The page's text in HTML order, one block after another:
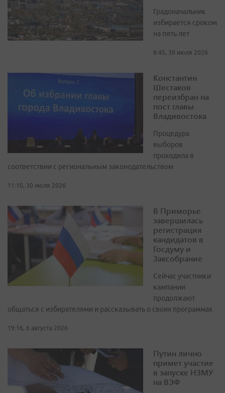
Градоначальник
избирается сроком
на пять лет
8:45, 30 июля 2026
Константин
Шестаков
переизбран на
пост главы
Владивостока
Процедура
выборов
проходила в
соответствии с региональным законодательством
11:10, 30 июля 2026
В Приморье
завершилась
регистрация
кандидатов в
Госдуму и
Заксобрание
Сейчас участники
кампании
продолжают
общаться с избирателями и рассказывать о своих программах
19:16, 6 августа 2026
Путин лично
примет участие
в запуске НЗМУ
на ВЭФ